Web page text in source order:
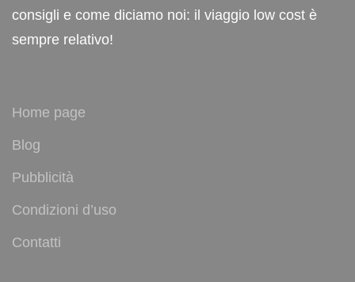
consigli e come diciamo noi: il viaggio low cost è
sempre relativo!
Home page
Blog
Pubblicità
Condizioni d’uso
Contatti